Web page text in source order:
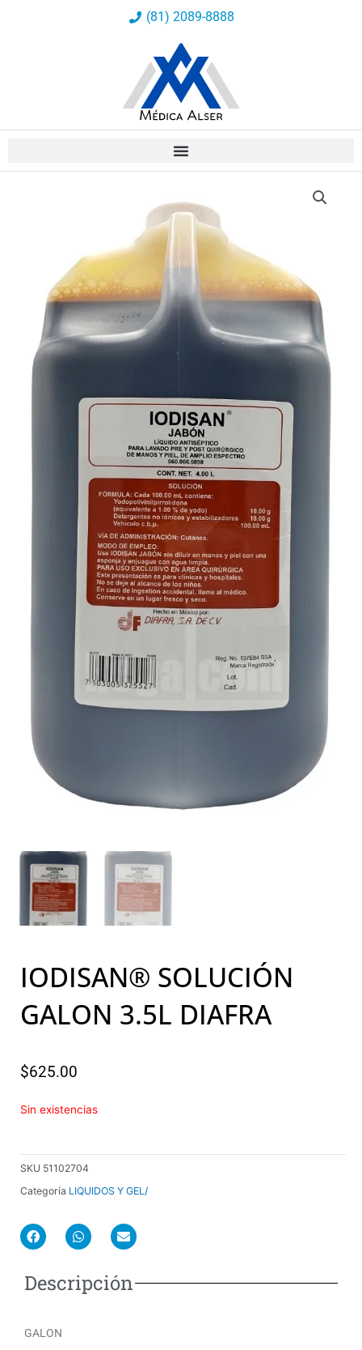
(81) 2089-8888
IODISAN® SOLUCIÓN
GALON 3.5L DIAFRA
$625.00
Sin existencias
SKU 51102704
Categoría LIQUIDOS Y GEL/
F
a
b
o
W
h
s
a
E
n
l
o
Descripción
GALON